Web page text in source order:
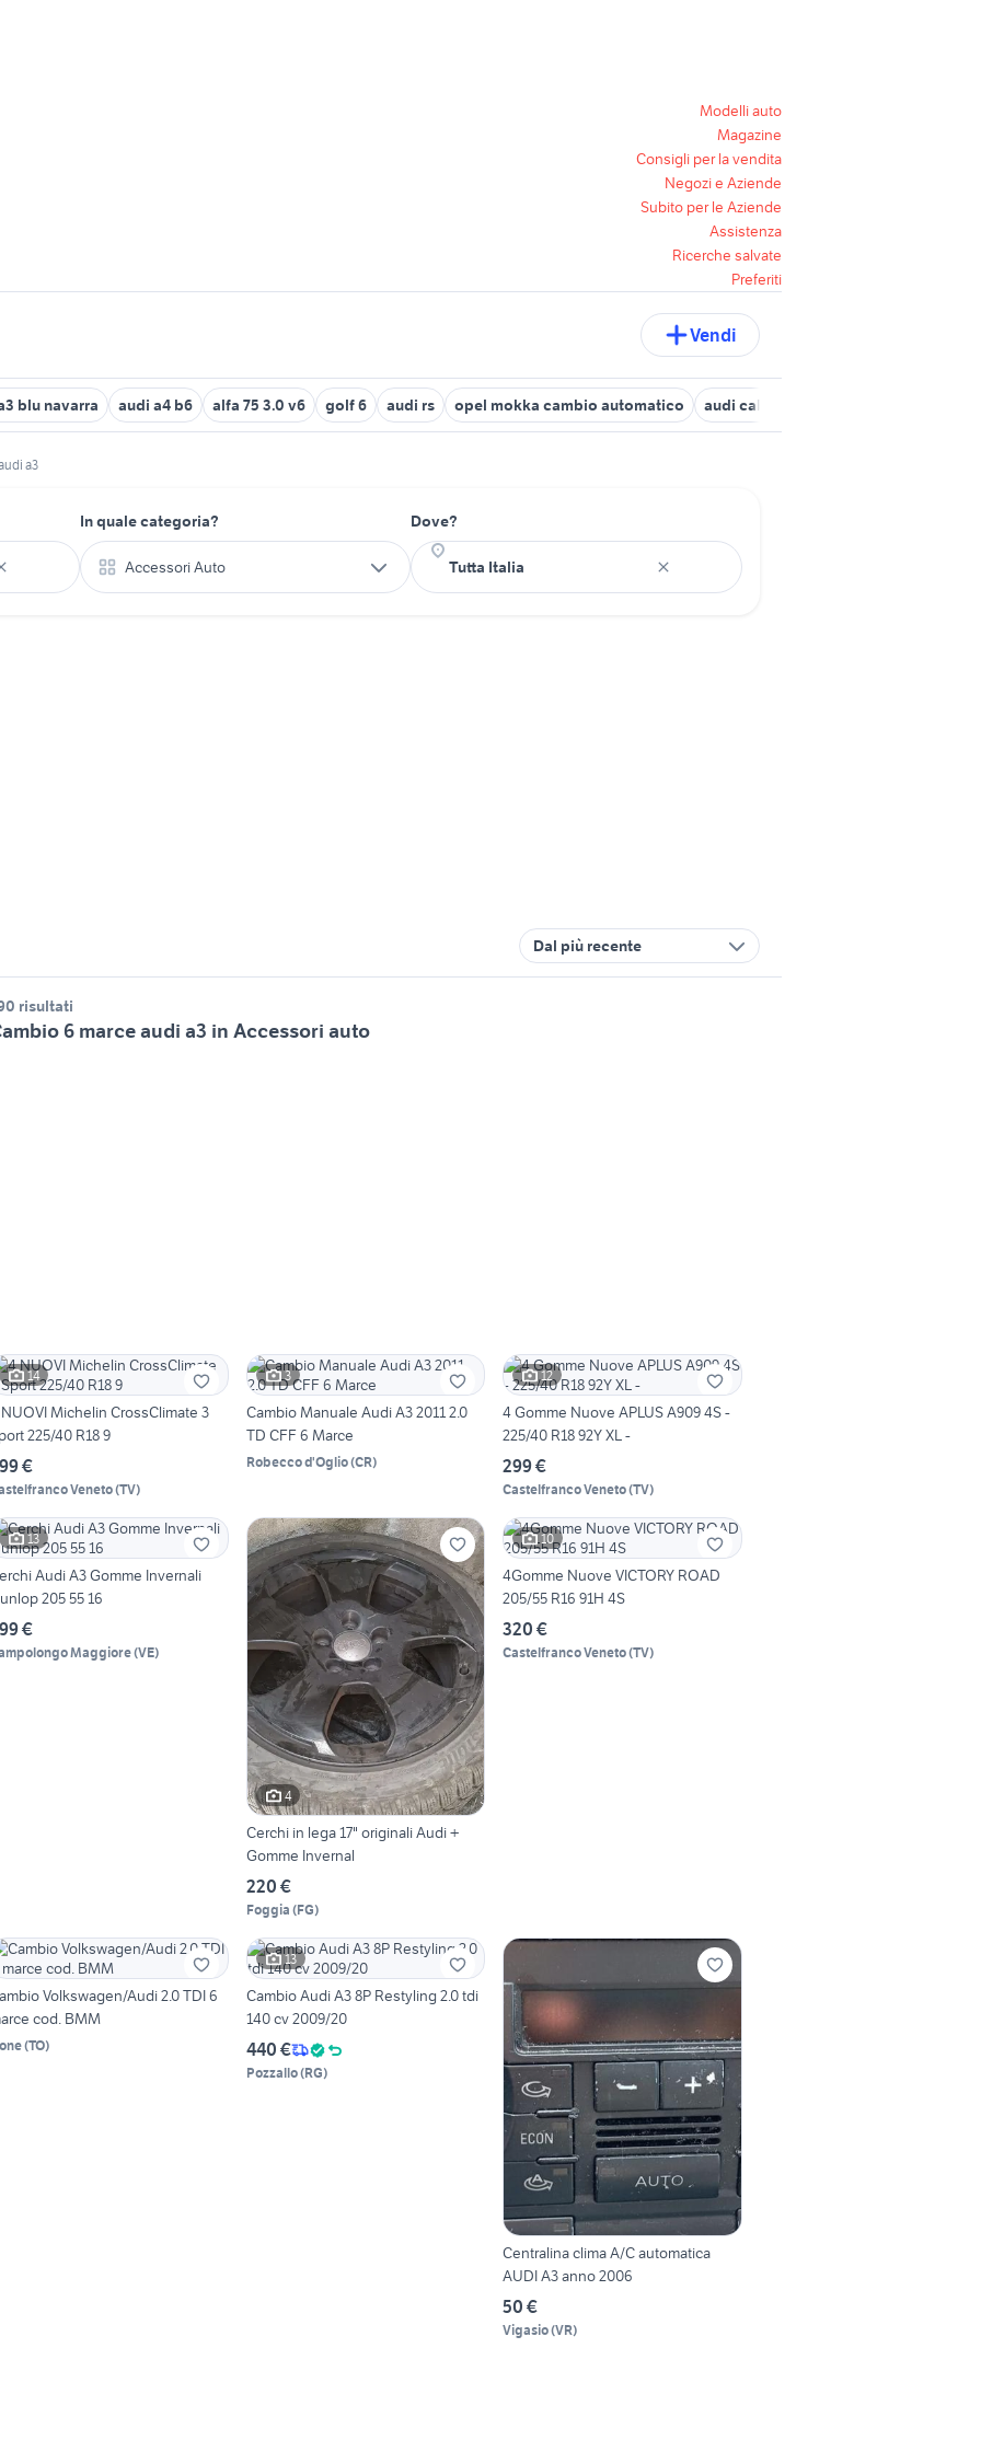
Modelli auto
Magazine
Consigli per la vendita
Negozi e Aziende
Subito per le Aziende
Assistenza
Ricerche salvate
Preferiti
Vendi
blu navarra audi a4 b6 alfa 75 3.0 v6 golf 6 audi rs opel mokka cambio automatico audi cabrio
a3
In quale categoria?
Accessori Auto
Dove?
Dal più recente
risultati
6 marce audi a3 in Accessori auto
14
Michelin CrossClimate 3
225/40 R18 9
€
Veneto(TV)
3
Cambio Manuale Audi A3 2011 2.0
TD CFF 6 Marce
Robecco d'Oglio(CR)
12
4 Gomme Nuove APLUS A909 4S -
225/40 R18 92Y XL -
299 €
Castelfranco Veneto(TV)
13
Audi A3 Gomme Invernali
205 55 16
€
Maggiore(VE)
4
Cerchi in lega 17" originali Audi +
Gomme Invernal
220 €
Foggia (FG)
10
4Gomme Nuove VICTORY ROAD
205/55 R16 91H 4S
320 €
Castelfranco Veneto(TV)
Volkswagen/Audi 2.0 TDI 6
cod. BMM
(TO)
13
Cambio Audi A3 8P Restyling 2.0 tdi
140 cv 2009/20
440 €
Pozzallo(RG)
Centralina clima A/C automatica
AUDI A3 anno 2006
50 €
Vigasio(VR)